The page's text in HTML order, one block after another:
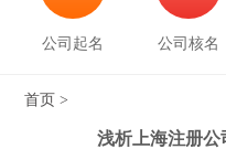
公司起名 公司核名
首页 >
浅析上海注册